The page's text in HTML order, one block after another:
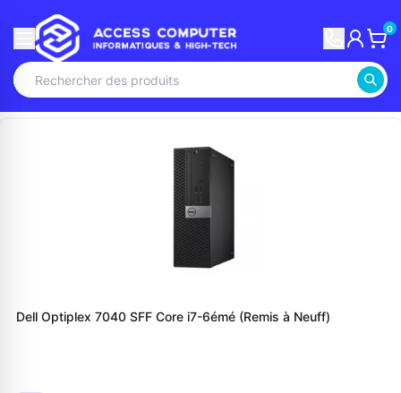
0
Dell Optiplex 7040 SFF Core i7-6émé (Remis à Neuff)